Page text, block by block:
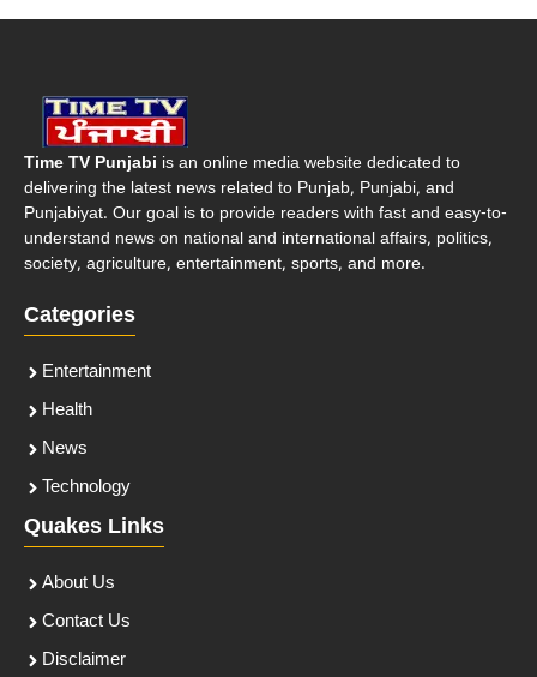
Time TV Punjabi is an online media website dedicated to
delivering the latest news related to Punjab, Punjabi, and
Punjabiyat. Our goal is to provide readers with fast and easy-to-
understand news on national and international affairs, politics,
society, agriculture, entertainment, sports, and more.
Categories
Entertainment
Health
News
Technology
Quakes Links
About Us
Contact Us
Disclaimer